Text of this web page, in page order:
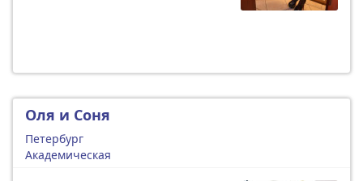
Оля и Соня
Петербург
Академическая